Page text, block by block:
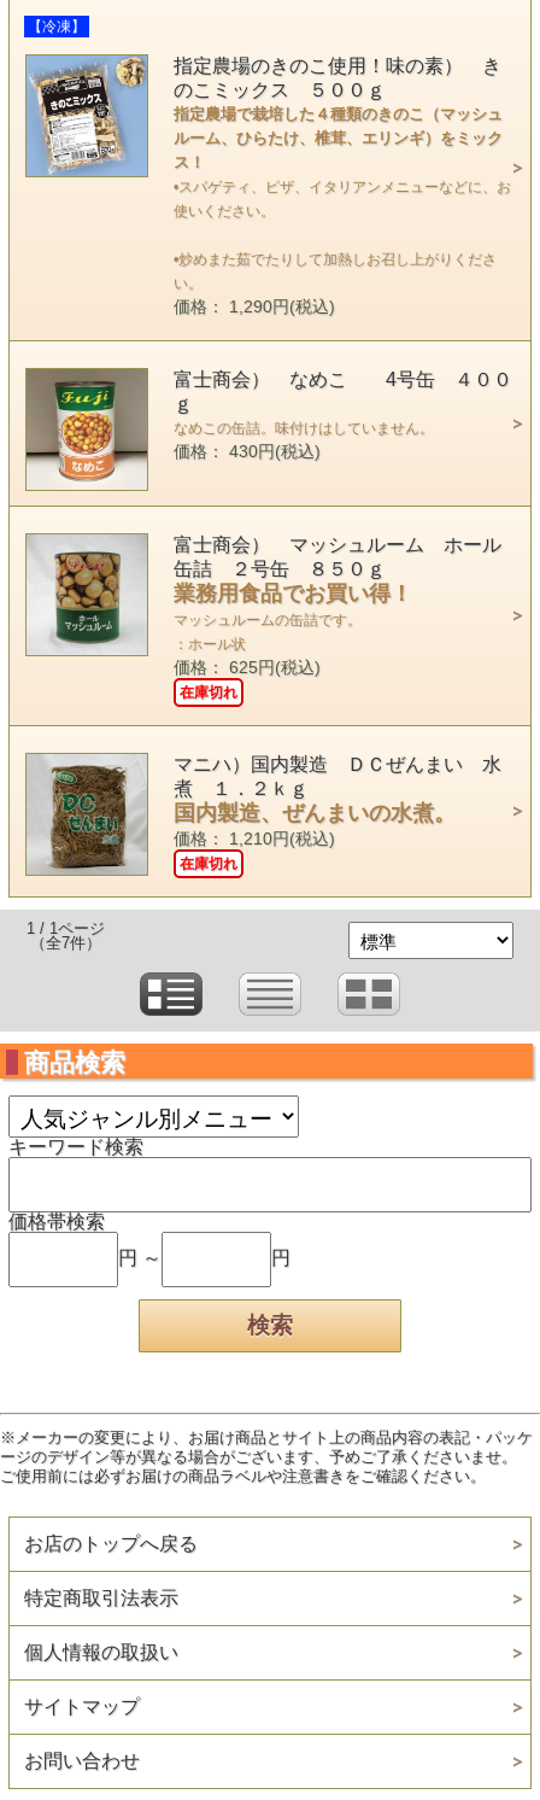
【冷凍】
指定農場のきのこ使用！味の素） き
のこミックス ５００ｇ
指定農場で栽培した４種類のきのこ（マッシュ
ルーム、ひらたけ、椎茸、エリンギ）をミック
ス！
•スパゲティ、ピザ、イタリアンメニューなどに、お
使いください。
•炒めまた茹でたりして加熱しお召し上がりくださ
い。
価格： 1,290円(税込)
富士商会） なめこ 4号缶 ４００
ｇ
なめこの缶詰。味付けはしていません。
価格： 430円(税込)
富士商会） マッシュルーム ホール
缶詰 ２号缶 ８５０ｇ
業務用食品でお買い得！
マッシュルームの缶詰です。
：ホール状
価格： 625円(税込)
在庫切れ
マニハ）国内製造 ＤＣぜんまい 水
煮 １．２ｋｇ
国内製造、ぜんまいの水煮。
価格： 1,210円(税込)
在庫切れ
1 / 1ページ
（全7件）
商品検索
キーワード検索
価格帯検索
円 ～
円
※メーカーの変更により、お届け商品とサイト上の商品内容の表記・パッケ
ージのデザイン等が異なる場合がございます、予めご了承くださいませ。
ご使用前には必ずお届けの商品ラベルや注意書きをご確認ください。
お店のトップへ戻る
特定商取引法表示
個人情報の取扱い
サイトマップ
お問い合わせ